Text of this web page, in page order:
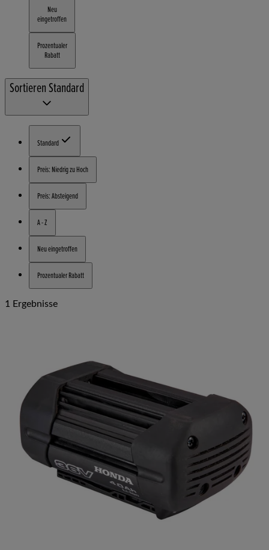
Neu
eingetroffen
Prozentualer
Rabatt
SortierenStandard
Standard
Preis: Niedrig zu Hoch
Preis: Absteigend
A - Z
Neu eingetroffen
Prozentualer Rabatt
1 Ergebnisse